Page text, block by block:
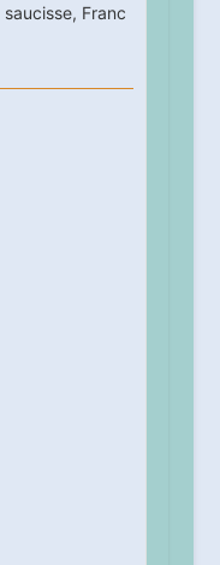
saucisse, Franc